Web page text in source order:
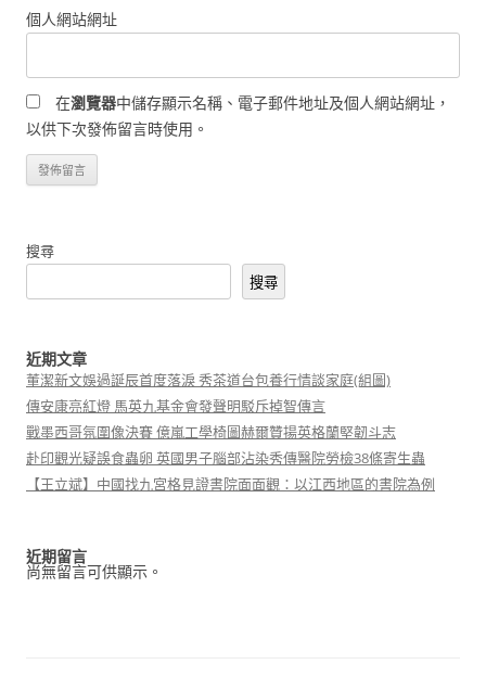
個人網站網址
在瀏覽器中儲存顯示名稱、電子郵件地址及個人網站網址，
以供下次發佈留言時使用。
搜尋
搜尋
近期文章
董潔新文娛過誕辰首度落淚 秀茶道台包養行情談家庭(組圖)
傳安康亮紅燈 馬英九基金會發聲明駁斥掉智傳言
戰墨西哥氛圍像決賽 億嵐工學椅圖赫爾贊揚英格蘭堅韌斗志
赴印觀光疑誤食蟲卵 英國男子腦部沾染秀傳醫院勞檢38條寄生蟲
【王立斌】中國找九宮格見證書院面面觀：以江西地區的書院為例
近期留言
尚無留言可供顯示。